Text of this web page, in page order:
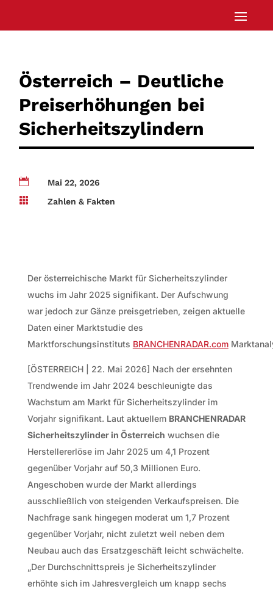
Österreich – Deutliche
Preiserhöhungen bei
Sicherheitszylindern

Mai 22, 2026

Zahlen & Fakten
Der österreichische Markt für Sicherheitszylinder
wuchs im Jahr 2025 signifikant. Der Aufschwung
war jedoch zur Gänze preisgetrieben, zeigen aktuelle
Daten einer Marktstudie des
Marktforschungsinstituts BRANCHENRADAR.com
[ÖSTERREICH | 22. Mai 2026] Nach der ersehnten
Trendwende im Jahr 2024 beschleunigte das
Wachstum am Markt für Sicherheitszylinder im
Vorjahr signifikant. Laut aktuellem BRANCHENRADAR
Sicherheitszylinder in Österreich wuchsen die
Herstellererlöse im Jahr 2025 um 4,1 Prozent
gegenüber Vorjahr auf 50,3 Millionen Euro.
Angeschoben wurde der Markt allerdings
ausschließlich von steigenden Verkaufspreisen. Die
Nachfrage sank hingegen moderat um 1,7 Prozent
gegenüber Vorjahr, nicht zuletzt weil neben dem
Neubau auch das Ersatzgeschäft leicht schwächelte.
„Der Durchschnittspreis je Sicherheitszylinder
erhöhte sich im Jahresvergleich um knapp sechs